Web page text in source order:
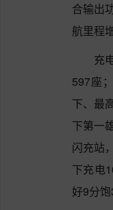
合输出
航里程
充
597座
下、最
下第一
闪充站
下充电
好9分饱